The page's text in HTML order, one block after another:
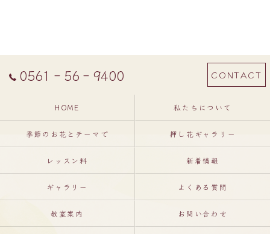
0561‐56‐9400 CONTACT
HOME 私たちについて
季節のお花とテーマで 押し花ギャラリー
レッスン料 新着情報
ギャラリー よくある質問
教室案内 お問い合わせ